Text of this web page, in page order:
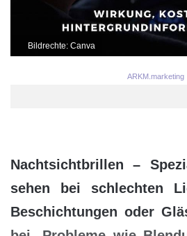
Bildrechte: Canva
ARKM.marketing
Nachtsichtbrillen –
sehen bei schlechten
Beschichtungen oder